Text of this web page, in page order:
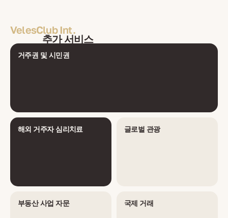
VelesClub Int.
추가 서비스
거주권 및 시민권
해외 거주자 심리치료 글로벌 관광
부동산 사업 자문 국제 거래